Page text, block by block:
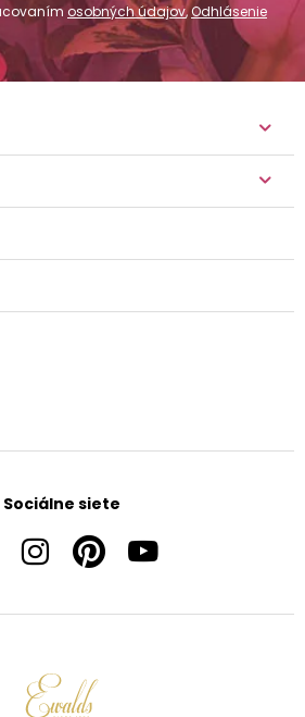
osobných údajov,Odhlásenie
Sociálne siete